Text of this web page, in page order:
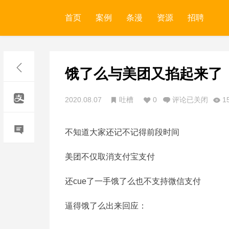
首页 案例 条漫 资源 招聘
饿了么与美团又掐起来了
2020.08.07 吐槽 0 评论已关闭
不知道大家还记不记得前段时间
美团不仅取消支付宝支付
还cue了一手饿了么也不支持微信支付
逼得饿了么出来回应：